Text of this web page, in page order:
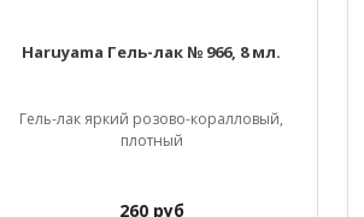
Haruyama Гель-лак № 966, 8 мл.
Гель-лак яркий розово-коралловый,
плотный
260руб